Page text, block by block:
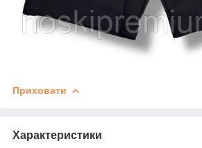
Приховати
Характеристики